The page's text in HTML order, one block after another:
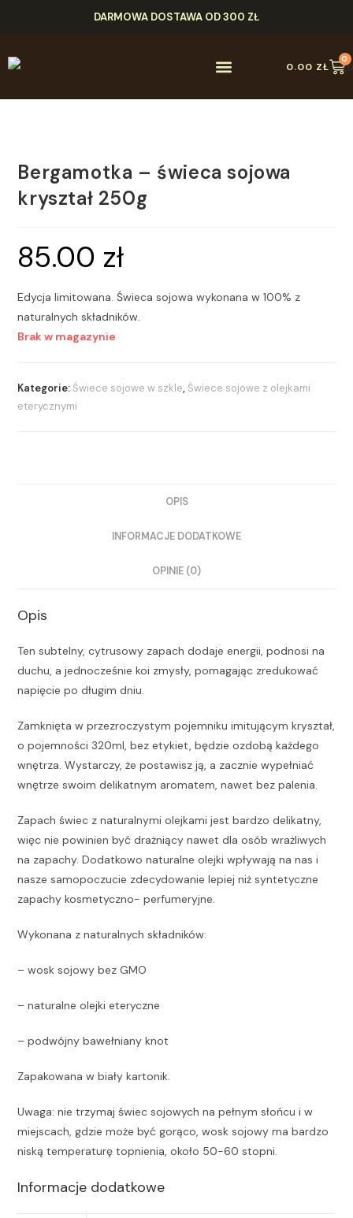
DARMOWA DOSTAWA OD 300 ZŁ
0.00 ZŁ
0
Bergamotka – świeca sojowa
kryształ 250g
85.00 zł
Edycja limitowana. Świeca sojowa wykonana w 100% z
naturalnych składników.
Brak w magazynie
Kategorie: Świece sojowe w szkle, Świece sojowe z olejkami
eterycznymi
OPIS
INFORMACJE DODATKOWE
OPINIE (0)
Opis
Ten subtelny, cytrusowy zapach dodaje energii, podnosi na
duchu, a jednocześnie koi zmysły, pomagając zredukować
napięcie po długim dniu.
Zamknięta w przezroczystym pojemniku imitującym kryształ,
o pojemności 320ml, bez etykiet, będzie ozdobą każdego
wnętrza. Wystarczy, że postawisz ją, a zacznie wypełniać
wnętrze swoim delikatnym aromatem, nawet bez palenia.
Zapach świec z naturalnymi olejkami jest bardzo delikatny,
więc nie powinien być drażniący nawet dla osób wrażliwych
na zapachy. Dodatkowo naturalne olejki wpływają na nas i
nasze samopoczucie zdecydowanie lepiej niż syntetyczne
zapachy kosmetyczno- perfumeryjne.
Wykonana z naturalnych składników:
– wosk sojowy bez GMO
– naturalne olejki eteryczne
– podwójny bawełniany knot
Zapakowana w biały kartonik.
Uwaga: nie trzymaj świec sojowych na pełnym słońcu i w
miejscach, gdzie może być gorąco, wosk sojowy ma bardzo
niską temperaturę topnienia, około 50-60 stopni.
Informacje dodatkowe